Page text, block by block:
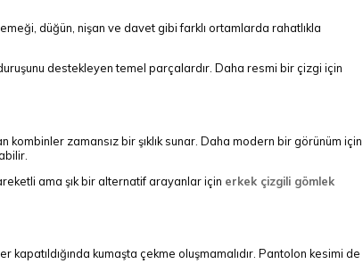
düğün, nişan ve davet gibi farklı ortamlarda rahatlıkla
destekleyen temel parçalardır. Daha resmi bir çizgi için
kombinler zamansız bir şıklık sunar. Daha modern bir görünüm için
ama şık bir alternatif arayanlar için erkek çizgili gömlek
kumaşta çekme oluşmamalıdır. Pantolon kesimi de